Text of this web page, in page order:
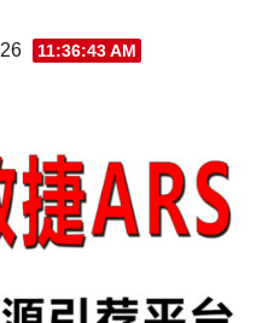
11:36:44 AM